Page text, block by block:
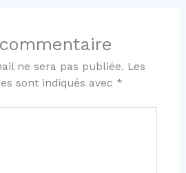
ne sera pas publiée. Les
sont indiqués avec *